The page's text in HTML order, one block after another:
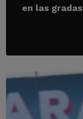
en las gradas